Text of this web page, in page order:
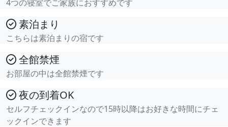
4つの寝室でご家族におすすめです
素泊まり
こちらは素泊まりの宿です
全館禁煙
お部屋の中は全館禁煙です
夜の到着OK
セルフチェックインなので15時以降はお好きな時間にチェ
ックインできます